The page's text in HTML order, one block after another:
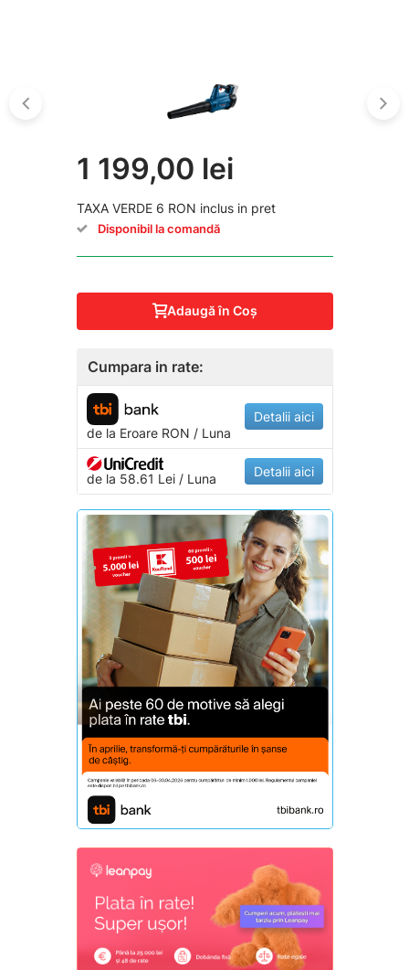
1 199,00 lei
TAXA VERDE 6 RON inclus in pret
Disponibil la comandă
Adaugă în Coş
Cumpara in rate:
de la EroareRON / Luna
Detalii aici
de la 58.61 Lei / Luna Detalii aici